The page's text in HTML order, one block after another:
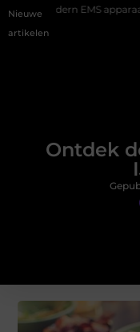
Nieuwe
artikelen
Hoe online
Ontdek